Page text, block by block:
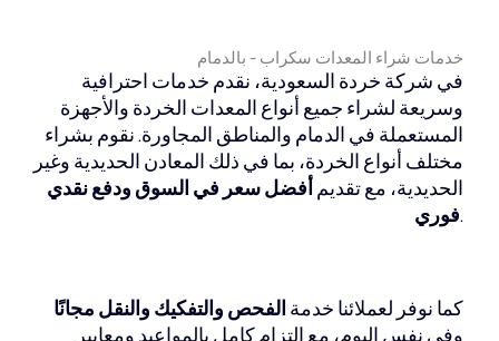
خدمات شراء المعدات سكراب - بالدمام
في شركة خردة السعودية، نقدم خدمات احترافية
وسريعة لشراء جميع أنواع المعدات الخردة والأجهزة
المستعملة في الدمام والمناطق المجاورة. نقوم بشراء
مختلف أنواع الخردة، بما في ذلك المعادن الحديدية وغير
الحديدية، مع تقديم أفضل سعر في السوق ودفع نقدي
فوري.
كما نوفر لعملائنا خدمة الفحص والتفكيك والنقل مجانًا
وفي نفس اليوم، مع التزام كامل بالمواعيد ومعايير